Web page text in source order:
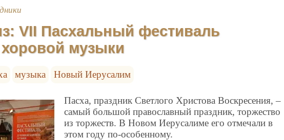
VII Пасхальный фестиваль
музыки
музыка Новый Иерусалим
Пасха, праздник Светлого Христова Воскресения, –
самый большой православный праздник, торжество
из торжеств. В Новом Иерусалиме его отмечали в
этом году по-особенному.